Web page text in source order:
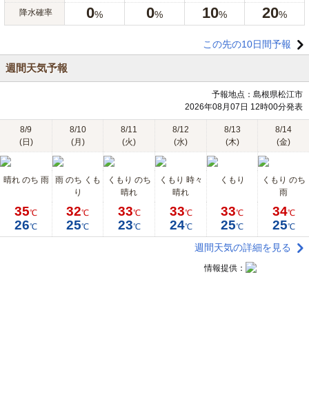
降水確率 0% 0% 10% 20%
この先の10日間予報
週間天気予報
予報地点：島根県松江市
2026年08月07日 12時00分発表
8/9
(日)
8/10
(月)
8/11
(火)
8/12
(水)
8/13
(木)
8/14
(金)
晴れ のち 雨
雨 のち くも
り
くもり のち
晴れ
くもり 時々
晴れ
くもり
くもり のち
雨
35℃
26℃
32℃
25℃
33℃
23℃
33℃
24℃
33℃
25℃
34℃
25℃
週間天気の詳細を見る
情報提供：